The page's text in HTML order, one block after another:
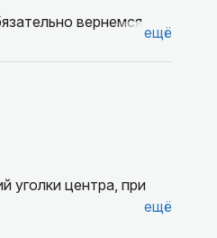
день!
вернемся
ещё
уголки центра, при
ещё